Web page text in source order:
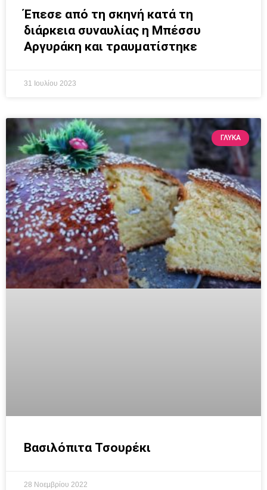
Έπεσε από τη σκηνή κατά τη
διάρκεια συναυλίας η Μπέσσυ
Αργυράκη και τραυματίστηκε
31 Ιουλίου 2023
ΓΛΥΚΆ
Βασιλόπιτα Τσουρέκι
28 Νοεμβρίου 2022